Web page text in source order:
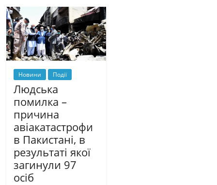
Новини Події
Людська
помилка –
причина
авіакатастрофи
в Пакистані, в
результаті якої
загинули 97
осіб